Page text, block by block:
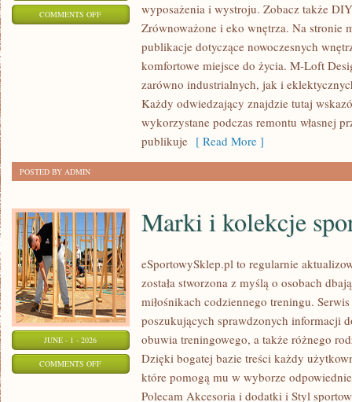
COMMENTS OFFON
ARANŻACJA
PROJEKTOWANIE
wyposażenia i wystroju. Zobacz także
Zrównoważone i eko wnętrza. Na stronie
publikacje dotyczące nowoczesnych
komfortowe miejsce do życia. M-Loft
zarówno industrialnych, jak i
Każdy odwiedzający znajdzie tutaj
wykorzystane podczas remontu własnej
publikuje [ Read More ]
POSTED BY ADMIN
JUNE - 1 - 2026
COMMENTS OFFON
Marki i kolekcje
eSportowySklep.pl to regularnie
została stworzona z myślą o osobach
miłośnikach codziennego treningu.
poszukujących sprawdzonych informacji
obuwia treningowego, a także różnego
Dzięki bogatej bazie treści każdy
które pomogą mu w wyborze
Polecam Akcesoria i dodatki i Styl